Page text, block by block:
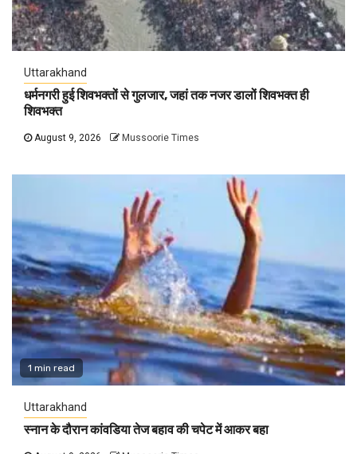
Uttarakhand
धर्मनगरी हुई शिवभक्तों से गुलजार, जहां तक नजर डालों शिवभक्त ही
शिवभक्त
August 9, 2026 Mussoorie Times
1 min read
Uttarakhand
स्नान के दौरान कांवडिया तेज बहाव की चपेट में आकर बहा